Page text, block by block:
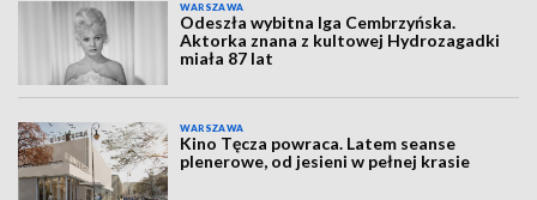
WARSZAWA
Odeszła wybitna Iga Cembrzyńska.
Aktorka znana z kultowej Hydrozagadki
miała 87 lat
WARSZAWA
Kino Tęcza powraca. Latem seanse
plenerowe, od jesieni w pełnej krasie